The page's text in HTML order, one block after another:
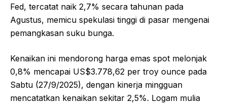
Fed, tercatat naik 2,7% secara tahunan pada
Agustus, memicu spekulasi tinggi di pasar mengenai
pemangkasan suku bunga.
Kenaikan ini mendorong harga emas spot melonjak
0,8% mencapai US$3.778,62 per troy ounce pada
Sabtu (27/9/2025), dengan kinerja mingguan
mencatatkan kenaikan sekitar 2,5%. Logam mulia